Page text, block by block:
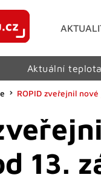
Aktuální
ROPID zveřejnil
13.